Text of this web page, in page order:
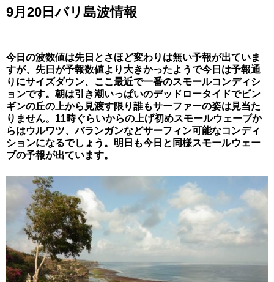
9月20日バリ島波情報
今日の波数値は先日とさほど変わりは無い予報が出ていま
すが、先日が予報数値より大きかったようで今日は予報通
りにサイズダウン、ここ最近で一番のスモールコンディシ
ョンです。朝は引き潮いっぱいのデッドロータイドでビン
ギンの丘の上から見渡す限り誰もサーファーの姿は見当た
りません。11時ぐらいからの上げ初めスモールウェーブか
らはウルワツ、バランガンなどサーフィン可能なコンディ
ションになるでしょう。明日も今日と同様スモールウェー
ブの予報が出ています。